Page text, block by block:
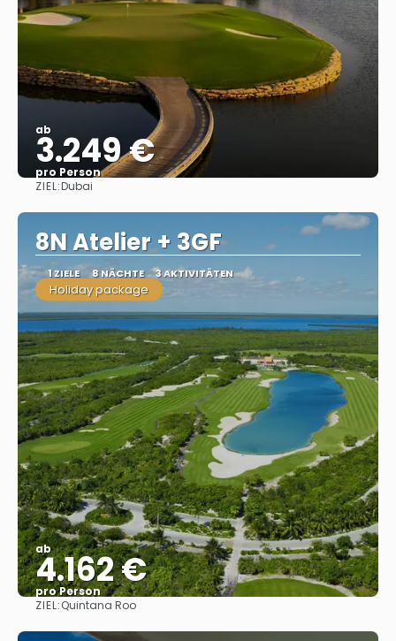
ab
3.249 €
pro Person
ZIEL:Dubai
8N Atelier + 3GF
1 ZIELE 8 NÄCHTE 3 AKTIVITÄTEN
Holiday package
ab
4.162 €
pro Person
ZIEL:Quintana Roo